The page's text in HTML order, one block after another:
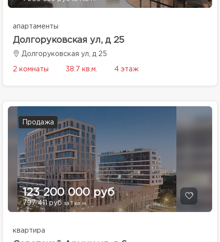
апартаменты
Долгоруковская ул, д 25
Долгоруковская ул, д 25
2 комнаты 38.7 кв.м. 4 этаж
Продажа
123 200 000 руб
797 411 руб за 1 кв.м.
квартира